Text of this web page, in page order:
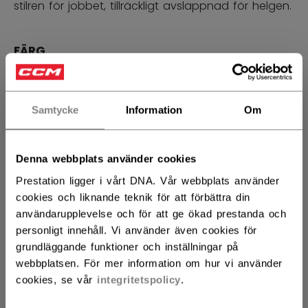
Samtycke Information Om
Denna webbplats använder cookies
Prestation ligger i vårt DNA. Vår webbplats använder
cookies och liknande teknik för att förbättra din
användarupplevelse och för att ge ökad prestanda och
personligt innehåll. Vi använder även cookies för
grundläggande funktioner och inställningar på
webbplatsen. För mer information om hur vi använder
cookies, se vår integritetspolicy.
stilren för jobbet, tillräckligt avslappnad för helgen.
FÄRG
selected
STORLEK STORLEKSGUIDE
S M L XL
ANTAL
LÄGG I VARUKORG